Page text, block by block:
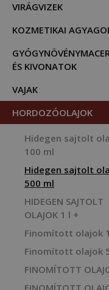
VIRÁGVIZEK
KOZMETIKAI
ÉS KIVONATOK
VAJAK
HORDOZÓOLAJOK
Hidegen sajtolt
100 ml
Hidegen sajtolt
500 ml
HIDEGEN SAJTOLT
OLAJOK 1 l +
Finomított olajok
Finomított olajok
FINOMÍTOTT
FINOMÍTOTT